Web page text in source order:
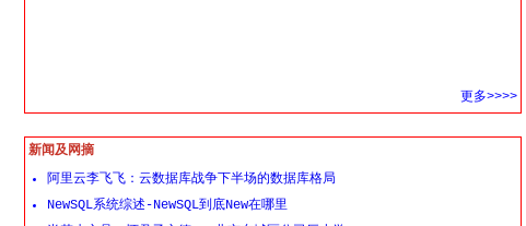
更多>>>>
新闻及网摘
阿里云李飞飞：云数据库战争下半场的数据库格局
NewSQL系统综述-NewSQL到底New在哪里